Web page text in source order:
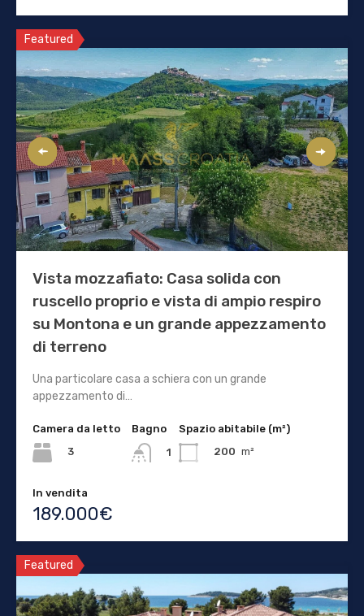
Featured
Vista mozzafiato: Casa solida con
ruscello proprio e vista di ampio respiro
su Montona e un grande appezzamento
di terreno
Una particolare casa a schiera con un grande
appezzamento di…
Camera da letto
3
Bagno
1
Spazio abitabile (m²)
200 m²
In vendita
189.000€
Featured